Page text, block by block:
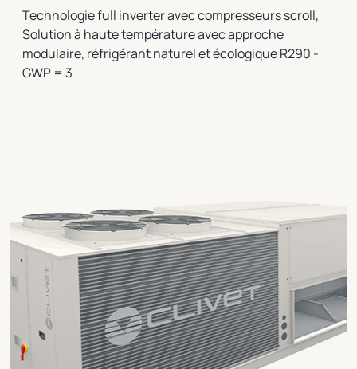
Technologie full inverter avec compresseurs scroll,
Solution à haute température avec approche
modulaire, réfrigérant naturel et écologique R290 -
GWP = 3